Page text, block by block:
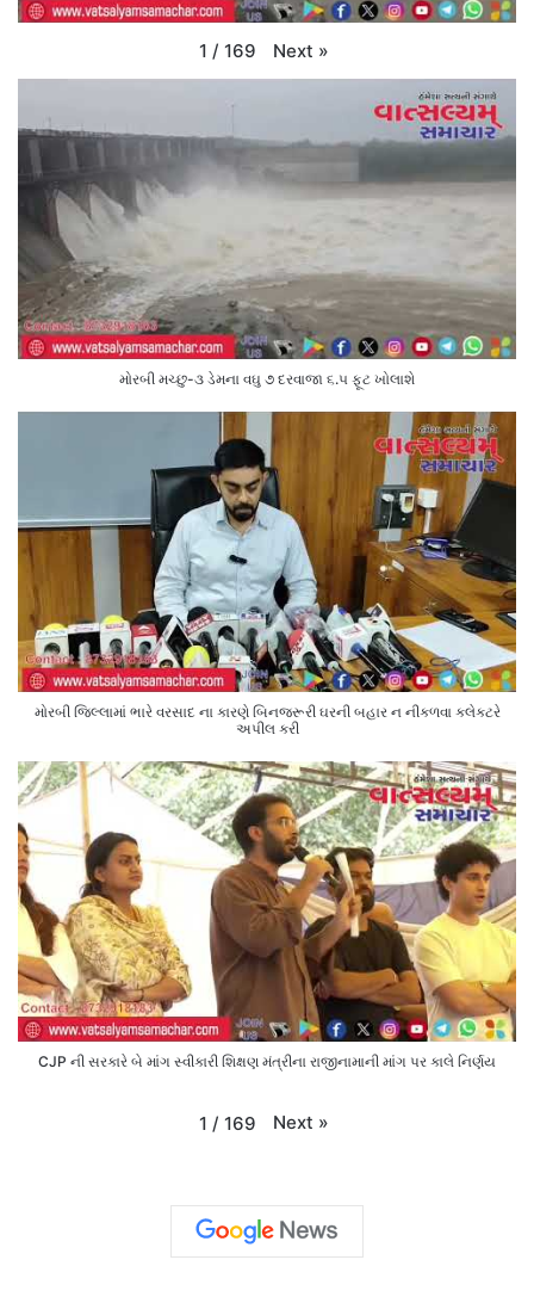
1 / 169 Next »
મોરબી મચ્છુ-૩ ડેમના વઘુ ૭ દરવાજા ૬.૫ ફૂટ ખોલાશે
મોરબી જિલ્લામાં ભારે વરસાદ ના કારણે બિનજરૂરી ઘરની બહાર ન નીકળવા કલેક્ટરે
અપીલ કરી
CJP ની સરકારે બે માંગ સ્વીકારી શિક્ષણ મંત્રીના રાજીનામાની માંગ પર કાલે નિર્ણય
1 / 169 Next »